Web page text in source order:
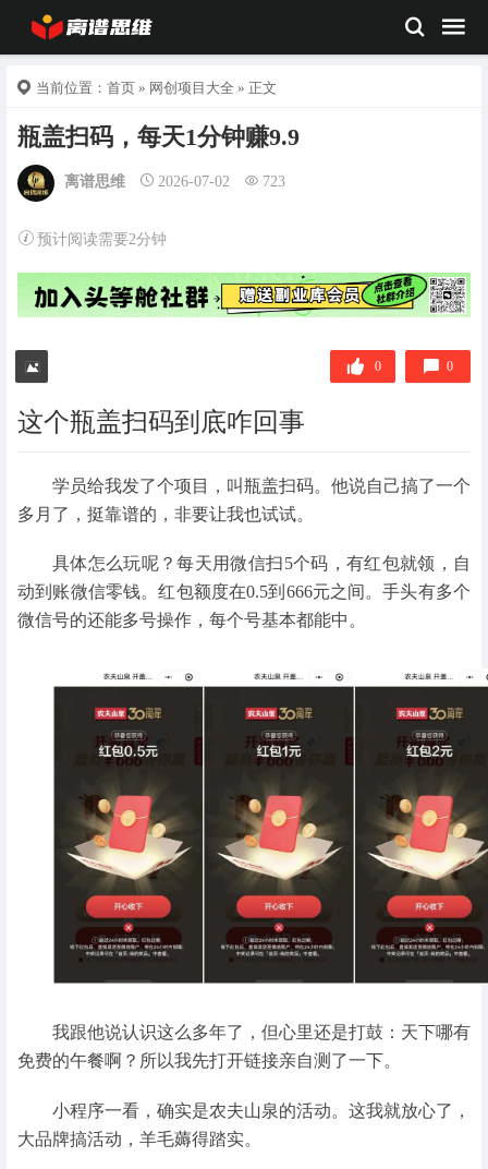
当前位置： 首页 » 网创项目大全 » 正文
瓶盖扫码，每天1分钟赚9.9
离谱思维 2026-07-02 723
预计阅读需要2分钟
0 0
这个瓶盖扫码到底咋回事
学员给我发了个项目，叫瓶盖扫码。他说自己搞了一个
多月了，挺靠谱的，非要让我也试试。
具体怎么玩呢？每天用微信扫5个码，有红包就领，自
动到账微信零钱。红包额度在0.5到666元之间。手头有多个
微信号的还能多号操作，每个号基本都能中。
我跟他说认识这么多年了，但心里还是打鼓：天下哪有
免费的午餐啊？所以我先打开链接亲自测了一下。
小程序一看，确实是农夫山泉的活动。这我就放心了，
大品牌搞活动，羊毛薅得踏实。